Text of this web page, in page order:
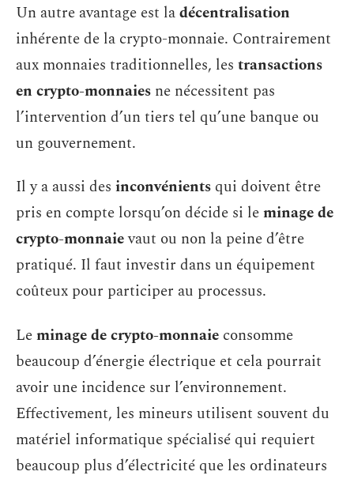
Un autre avantage est ladécentralisation
inhérente de la crypto-monnaie. Contrairement
aux monnaies traditionnelles, les transactions
en crypto-monnaies ne nécessitent pas
l’intervention d’un tiers tel qu’une banque ou
un gouvernement.
Il y a aussi des inconvénients qui doivent être
pris en compte lorsqu’on décide si leminage de
crypto-monnaievaut ou non la peine d’être
pratiqué. Il faut investir dans un équipement
coûteux pour participer au processus.
Leminage de crypto-monnaie consomme
beaucoup d’énergie électrique et cela pourrait
avoir une incidence sur l’environnement.
Effectivement, les mineurs utilisent souvent du
matériel informatique spécialisé qui requiert
beaucoup plus d’électricité que les ordinateurs